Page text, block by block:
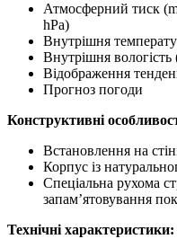
Атмосферний тиск
hPa)
Внутрішня
Внутрішня
Відображення
Прогноз погоди
Конструктивні
Встановлення на
Корпус із
Спеціальна рухома
запам’ятовування
Технічні характеристики: